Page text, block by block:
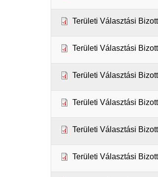
Területi Választási
Területi Választási
Területi Választási
Területi Választási
Területi Választási
Területi Választási